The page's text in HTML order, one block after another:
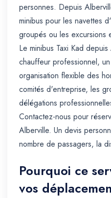
personnes. Depuis
minibus pour les navettes
groupés ou les excursions
Le minibus Taxi Kad
chauffeur professionnel,
organisation flexible des
comités d'entreprise, les
délégations
Contactez-nous pour
Alberville. Un devis
nombre de passagers, la
Pourquoi ce
vos